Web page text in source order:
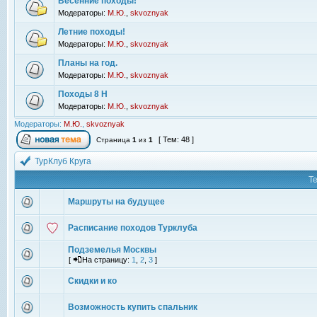
Модераторы: М.Ю. skvoznyak
Летние походы!
Модераторы: М.Ю. skvoznyak
Планы на год.
Модераторы: М.Ю. skvoznyak
Походы 8 Н
Модераторы: М.Ю. skvoznyak
Модераторы: М.Ю. skvoznyak
Страница 1 из 1 [ Тем: 48 ]
ТурКлуб Круга
Маршруты на будущее
Расписание походов Турклуба
Подземелья Москвы
[ На страницу: 1 2 3 ]
Скидки и ко
Возможность купить спальник